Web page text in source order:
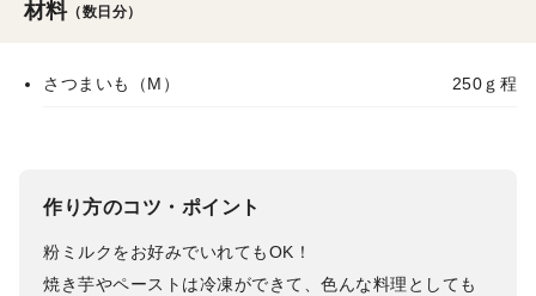
材料（数日分）
さつまいも（M） 250ｇ程
作り方のコツ・ポイント
粉ミルクをお好みでいれてもOK！
焼き芋やペーストは冷凍ができて、色んな料理としても